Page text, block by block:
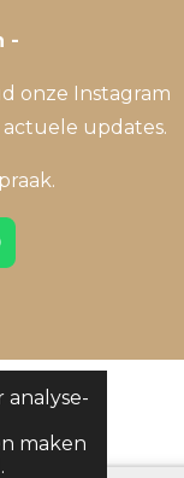
analyse-
maken
-
onze Instagram
updates.